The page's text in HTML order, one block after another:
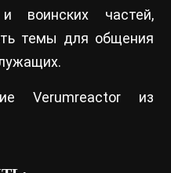
воинских частей,
темы для общения
Verumreactor из